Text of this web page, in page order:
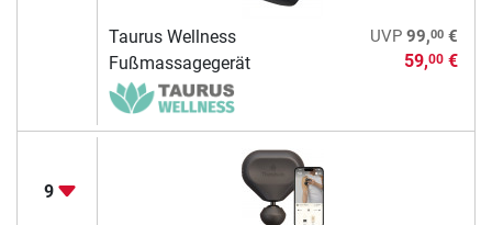
Taurus Wellness
Fußmassagegerät
UVP 99,00€
59,00€
9